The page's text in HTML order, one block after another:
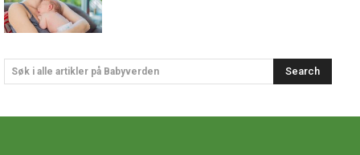
Søk i alle artikler på Babyverden Search